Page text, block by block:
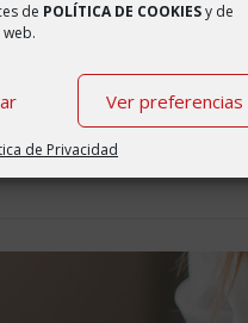
de POLÍTICA DE COOKIESy de
Ver preferencias
de Privacidad
AMBEL